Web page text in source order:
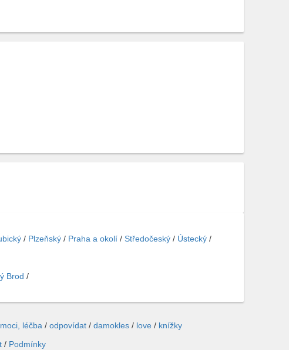
/ Plzeňský / Praha a okolí / Středočeský / Ústecký /
Brod /
léčba / odpovídat / damokles / love / knížky
/ Podmínky